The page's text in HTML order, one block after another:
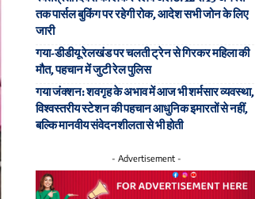
तक पार्सल बुकिंग पर रहेगी रोक, आदेश सभी जोन के लिए
जारी
गया-डीडीयू रेलखंड पर चलती ट्रेन से गिरकर महिला की
मौत, पहचान में जुटी रेल पुलिस
गया जंक्शन: शवगृह के अभाव में आज भी शर्मसार व्यवस्था,
विश्वस्तरीय स्टेशन की पहचान आधुनिक इमारतों से नहीं,
बल्कि मानवीय संवेदनशीलता से भी होती
- Advertisement -